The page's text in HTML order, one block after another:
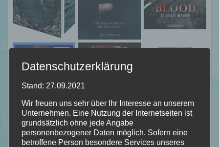
Datenschutzerklärung
Stand: 27.09.2021
Wir freuen uns sehr über Ihr Interesse an unserem
Unternehmen. Eine Nutzung der Internetseiten ist
grundsätzlich ohne jede Angabe
personenbezogener Daten möglich. Sofern eine
betroffene Person besondere Services unseres